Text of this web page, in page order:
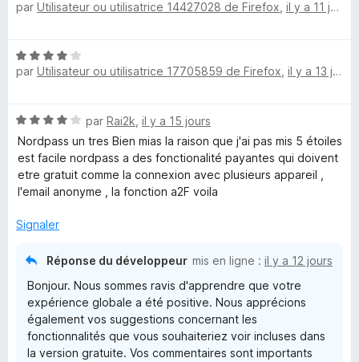
a
s
w
o
r
d
M
a
5
r
5
o
5
s
5
par Utilisateur ou utilisatrice 14427028 de Firefox il y a 11 jours
N
o
4
s
u
r
5
par Utilisateur ou utilisatrice 17705859 de Firefox il y a 13 jours
N
o
t
é
4
u
par Rai2k il y a 15 jours
Nordpass un tres Bien mias la raison que j'ai pas mis 5 étoiles
est facile nordpass a des fonctionalité payantes qui doivent
etre gratuit comme la connexion avec plusieurs appareil ,
l'email anonyme , la fonction a2F voila
Signaler
Réponse du développeur mis en ligne : il y a 12 jours
Bonjour. Nous sommes ravis d'apprendre que votre
expérience globale a été positive. Nous apprécions
également vos suggestions concernant les
fonctionnalités que vous souhaiteriez voir incluses dans
la version gratuite. Vos commentaires sont importants